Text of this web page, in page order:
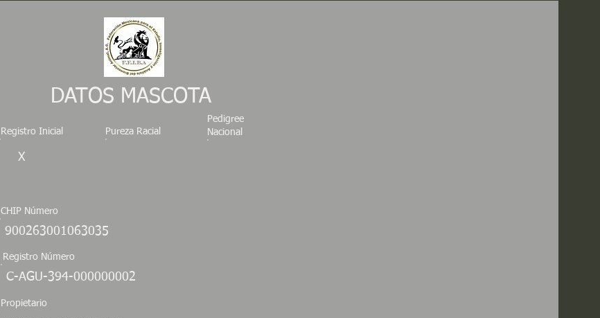
DATOS MASCOTA
Registro Inicial
X
Pureza Racial
Pedigree
Nacional
CHIP Número
900263001063035
Registro Número
C-AGU-394-000000002
Propietario